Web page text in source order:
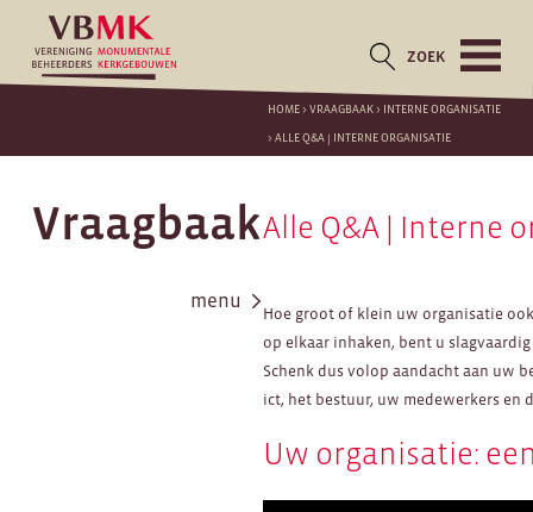
ZOEK
HOME>VRAAGBAAK> INTERNE ORGANISATIE
>ALLE Q&A | INTERNE ORGANISATIE
Vraagbaak
menu
Alle Q&A | Interne
Hoe groot of klein uw organisatie
op elkaar inhaken, bent u
Schenk dus volop aandacht aan uw
ict, het bestuur, uw medewerkers en
Uw organisatie: